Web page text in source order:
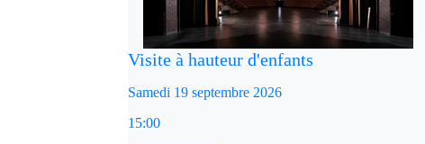
Visite à hauteur d'enfants
Samedi 19 septembre 2026
15:00